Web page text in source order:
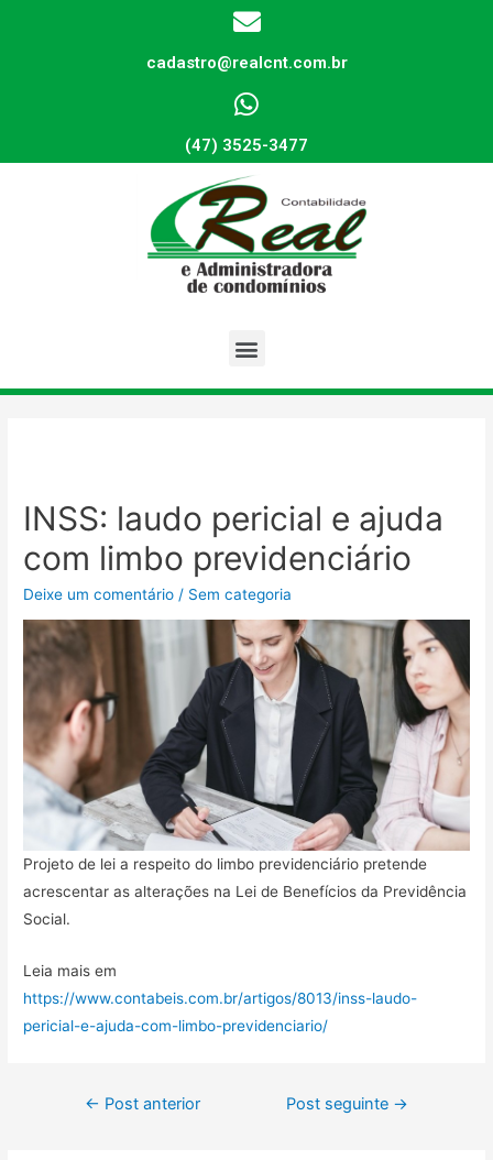
cadastro@realcnt.com.br
(47) 3525-3477
INSS: laudo pericial e ajuda
com limbo previdenciário
Deixe um comentário / Sem categoria
Projeto de lei a respeito do limbo previdenciário pretende
acrescentar as alterações na Lei de Benefícios da Previdência
Social.
Leia mais em
https://www.contabeis.com.br/artigos/8013/inss-laudo-
pericial-e-ajuda-com-limbo-previdenciario/
← Post anterior Post seguinte →